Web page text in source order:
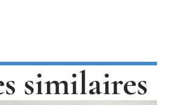
similaires